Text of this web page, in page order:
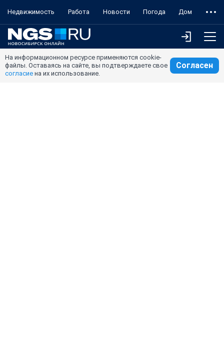
Недвижимость Работа Новости Погода Дом
На информационном ресурсе применяются cookie-
файлы. Оставаясь на сайте, вы подтверждаете свое
согласие на их использование.
Согласен